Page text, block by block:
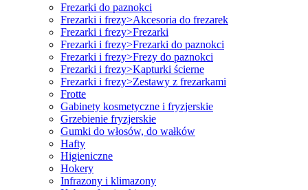
Frezarki do paznokci
Frezarki i frezy>Akcesoria do frezarek
Frezarki i frezy>Frezarki
Frezarki i frezy>Frezarki do paznokci
Frezarki i frezy>Frezy do paznokci
Frezarki i frezy>Kapturki ścierne
Frezarki i frezy>Zestawy z frezarkami
Frotte
Gabinety kosmetyczne i fryzjerskie
Grzebienie fryzjerskie
Gumki do włosów, do wałków
Hafty
Higieniczne
Hokery
Infrazony i klimazony